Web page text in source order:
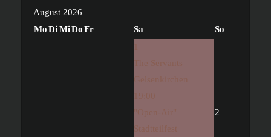
August 2026
MoDiMiDoFr Sa
So
The Servants
"Open-Air"
Stadtteilfest
2